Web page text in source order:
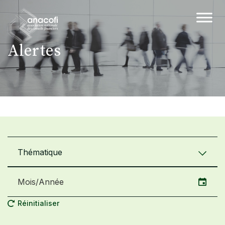
Alertes
Thématique
Réinitialiser